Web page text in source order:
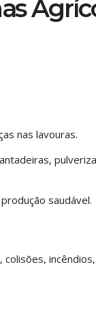
nas lavouras.
saudável.
colisões,